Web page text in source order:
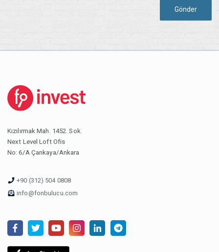
Gönder
Kızılırmak Mah. 1452. Sok.
Next Level Loft Ofis
No: 6/A Çankaya/Ankara
+90 (312) 504 0808
info@fonbulucu.com